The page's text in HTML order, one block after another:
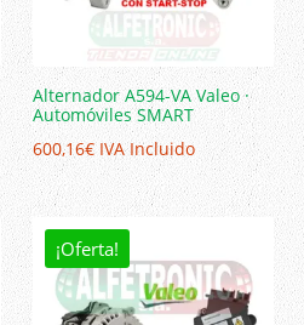
Alternador A594-VA Valeo ·
Automóviles SMART
600,16€ IVA Incluido
¡Oferta!